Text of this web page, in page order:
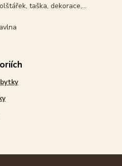
taška, dekorace,...